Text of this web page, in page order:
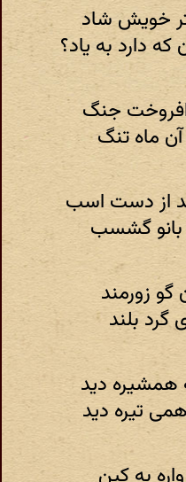
خویش شاد
دارد به یاد‌؟
جنگ
ماه تنگ
از دست اسب
بانو گشسب
زورمند
گرد بلند
همشیره دید
تیره دید